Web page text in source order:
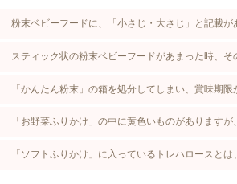
粉末ベビーフードに、「小さじ・大さじ」と記載
スティック状の粉末ベビーフードがあまった時、
「かんたん粉末」の箱を処分してしまい、賞味期
「お野菜ふりかけ」の中に黄色いものがあります
「ソフトふりかけ」に入っているトレハロースとは